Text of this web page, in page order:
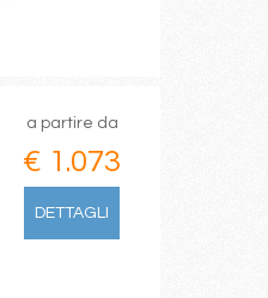
a partire da
€ 1.073
DETTAGLI